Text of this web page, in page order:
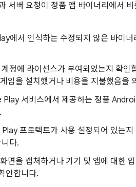
서버 요청이 정품 앱 바이너리에서
에서 인식하는 수정되지 않은 바이너
정에 라이선스가 부여되었는지 확인
임을 설치했거나 비용을 지불했음을
서비스에서 제공하는 정품
프로텍트가 사용 설정되어 있는지
다.
면을 캡처하거나 기기 및 앱에 대한
인합니다.